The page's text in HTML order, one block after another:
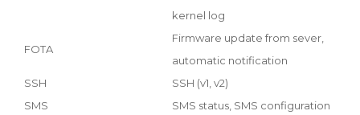
kernel log
FOTA
Firmware update from sever,
automatic notification
SSH
SSH (v1, v2)
SMS
SMS status, SMS configuration